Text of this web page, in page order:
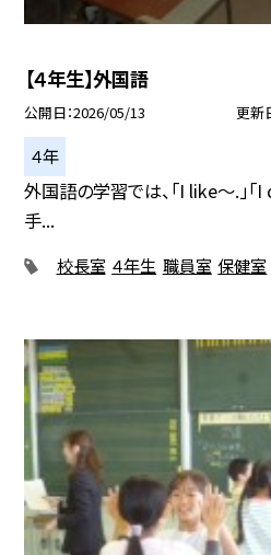
【４年生】外国語
公開日 2026/05/13 更新
４年
外国語の学習では、「I like～.」
手...
校長室 ４年生 職員室 保健室